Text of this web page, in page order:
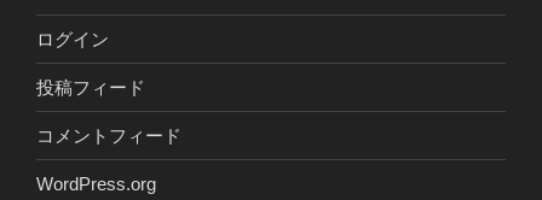
ログイン
投稿フィード
コメントフィード
WordPress.org